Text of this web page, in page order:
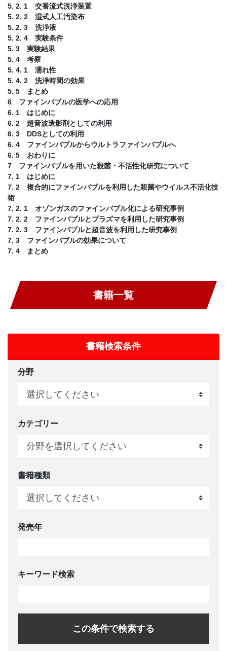
5. 2. 1 交番流式洗浄装置
5. 2. 2 湿式人工汚染布
5. 2. 3 洗浄液
5. 2. 4 実験条件
5. 3 実験結果
5. 4 考察
5. 4. 1 濡れ性
5. 4. 2 洗浄時間の効果
5. 5 まとめ
6 ファインバブルの医学への応用
6. 1 はじめに
6. 2 超音波造影剤としての利用
6. 3 DDSとしての利用
6. 4 ファインバブルからウルトラファインバブルへ
6. 5 おわりに
7 ファインバブルを用いた殺菌・不活性化研究について
7. 1 はじめに
7. 2 複合的にファインバブルを利用した殺菌やウイルス不活化技
術
7. 2. 1 オゾンガスのファインバブル化による研究事例
7. 2. 2 ファインバブルとプラズマを利用した研究事例
7. 2. 3 ファインバブルと超音波を利用した研究事例
7. 3 ファインバブルの効果について
7. 4 まとめ
書籍一覧
書籍検索条件
分野
カテゴリー
書籍種類
発売年
キーワード検索
この条件で検索する